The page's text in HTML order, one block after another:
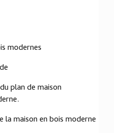
modernes
plan de maison
maison en bois moderne